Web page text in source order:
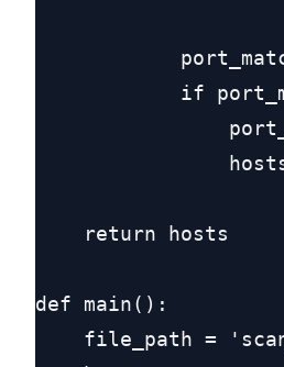
if
    return hosts
def main():
file_path =